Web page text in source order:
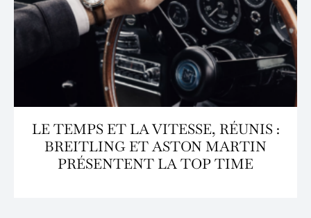
LE TEMPS ET LA VITESSE, RÉUNIS :
BREITLING ET ASTON MARTIN
PRÉSENTENT LA TOP TIME